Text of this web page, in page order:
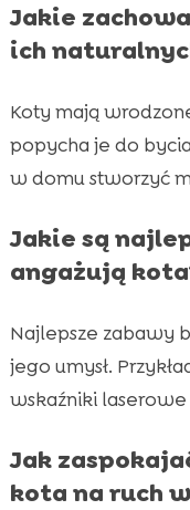
Jakie
ich
Koty mają
popycha je do
w domu stworzyć
Jakie są
angażują
Najlepsze zabawy
jego umysł.
wskaźniki
Jak
kota na ruch